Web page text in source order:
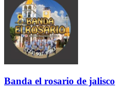
Banda el rosario de jalisco